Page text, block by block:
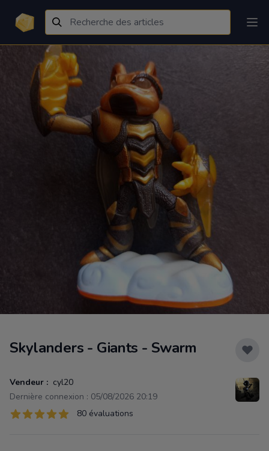
Skylanders - Giants - Swarm
Vendeur : cyl20
Dernière connexion : 05/08/2026 20:19
Évaluations
80 sur 5 étoiles 80 évaluations